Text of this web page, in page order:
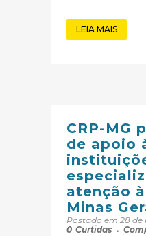
LEIA MAIS
CRP-MG
de apoio
atenção
Minas
Postado em 28 de
0 Curtidas